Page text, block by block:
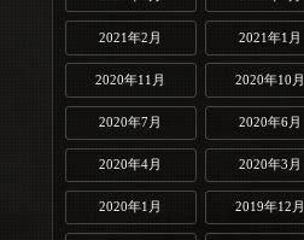
2021年2月 2021年1月
2020年11月 2020年10月
2020年7月 2020年6月
2020年4月 2020年3月
2020年1月 2019年12月